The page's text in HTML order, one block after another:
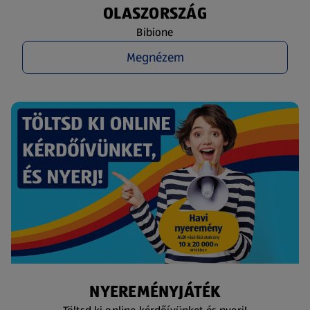
OLASZORSZÁG
Bibione
Megnézem
NYEREMÉNYJÁTÉK